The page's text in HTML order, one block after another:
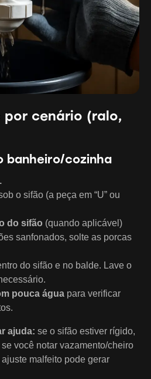
por cenário (ralo,
banheiro/cozinha
o sifão (a peça em “U” ou
do sifão (quando aplicável)
sanfonados, solte as porcas
do sifão e no balde. Lave o
pouca água para verificar
ajuda: se o sifão estiver rígido,
você notar vazamento/cheiro
malfeito pode gerar